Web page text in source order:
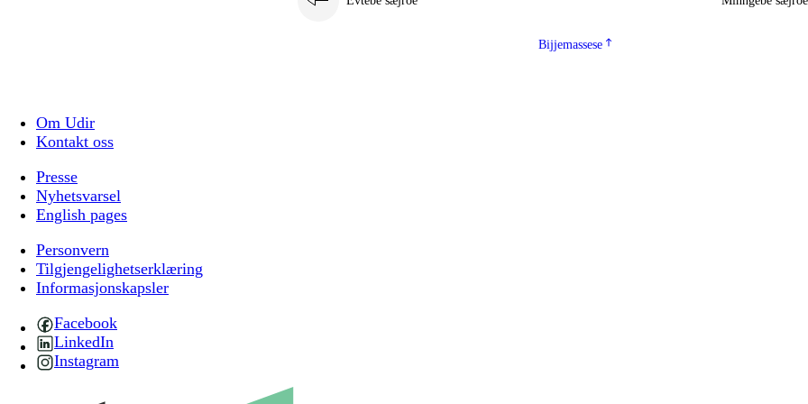
Bijjemassese
Om Udir
Kontakt oss
Presse
Nyhetsvarsel
English pages
Personvern
Tilgjengelighetserklæring
Informasjonskapsler
Facebook
LinkedIn
Instagram